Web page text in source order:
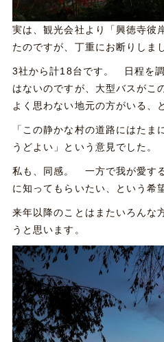
実は、観光会社より「興徳寺彼
たのですが、丁重にお断りしま
3社から計18台です。 日程を
はないのですが、大型バスがこ
よく思わない地元の方がいる、
「この静かな村の道路にはたま
うどよい」という意見でした。
私も、同感。 一方で我が愛す
に知ってもらいたい、という希
来年以降のことはまたいろんな
うと思います。